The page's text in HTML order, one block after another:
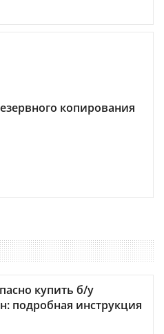
копирования
купить б/у
подробная инструкция